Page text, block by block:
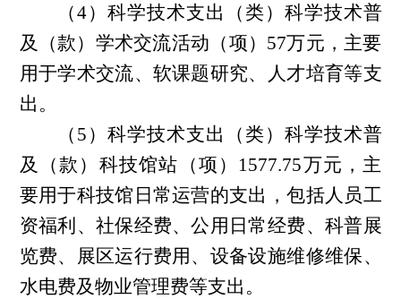
（4）科学技术支出（类）科学技术普
及（款）学术交流活动（项）57万元，主要
用于学术交流、软课题研究、人才培育等支
出。
（5）科学技术支出（类）科学技术普
及（款）科技馆站（项）1577.75万元，主
要用于科技馆日常运营的支出，包括人员工
资福利、社保经费、公用日常经费、科普展
览费、展区运行费用、设备设施维修维保、
水电费及物业管理费等支出。